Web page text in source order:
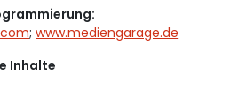
;www.mediengarage.de
Inhalte